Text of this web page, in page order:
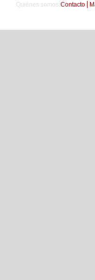
Quiénes somos Contacto